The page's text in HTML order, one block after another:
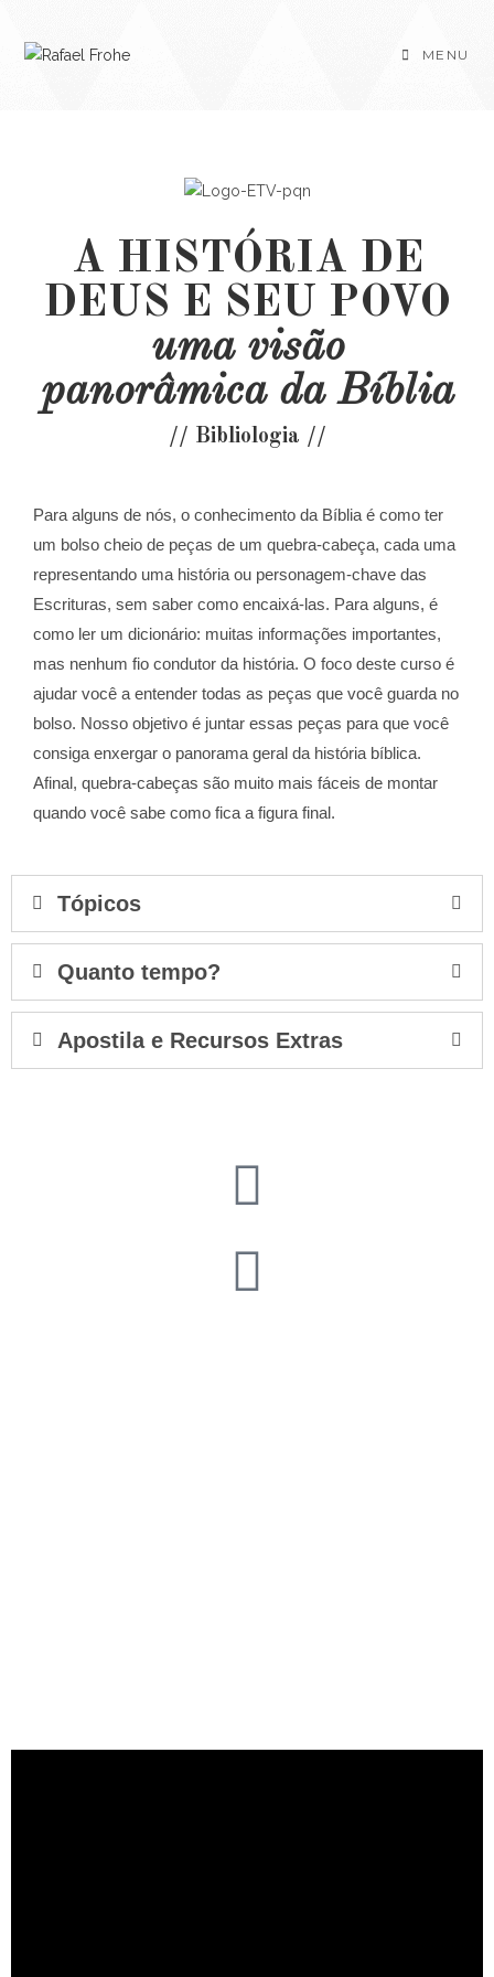
MENU
A HISTÓRIA DE
DEUS E SEU POVO
uma visão
panorâmica da Bíblia
// Bibliologia //
Para alguns de nós, o conhecimento da Bíblia é como ter
um bolso cheio de peças de um quebra-cabeça, cada uma
representando uma história ou personagem-chave das
Escrituras, sem saber como encaixá-las. Para alguns, é
como ler um dicionário: muitas informações importantes,
mas nenhum fio condutor da história. O foco deste curso é
ajudar você a entender todas as peças que você guarda no
bolso. Nosso objetivo é juntar essas peças para que você
consiga enxergar o panorama geral da história bíblica.
Afinal, quebra-cabeças são muito mais fáceis de montar
quando você sabe como fica a figura final.
Tópicos
Quanto tempo?
Apostila e Recursos Extras